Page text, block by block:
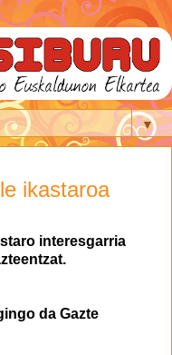
▼
ikastaroa
interesgarria
da Gazte